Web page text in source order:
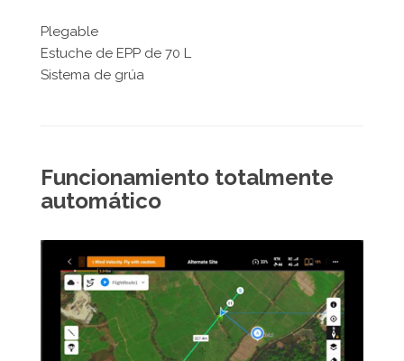
Plegable
Estuche de EPP de 70 L
Sistema de grúa
Funcionamiento totalmente
automático